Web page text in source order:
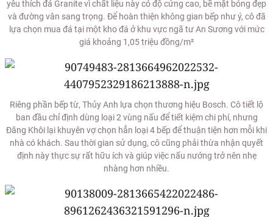
yêu thích đá Granite vì chất liệu này có độ cứng cao, bề mặt bóng đẹp
và đường vân sang trọng. Để hoàn thiện không gian bếp như ý, cô đã
lựa chọn mua đá tại một kho đá ở khu vực ngã tư An Sương với mức
giá khoảng 1,05 triệu đồng/m²
Riêng phần bếp từ, Thủy Anh lựa chọn thương hiệu Bosch. Cô tiết lộ
ban đầu chỉ định dùng loại 2 vùng nấu để tiết kiệm chi phí, nhưng
Đăng Khôi lại khuyên vợ chọn hẳn loại 4 bếp để thuận tiện hơn mỗi khi
nhà có khách. Sau thời gian sử dụng, cô cũng phải thừa nhận quyết
định này thực sự rất hữu ích và giúp việc nấu nướng trở nên nhẹ
nhàng hơn nhiều.